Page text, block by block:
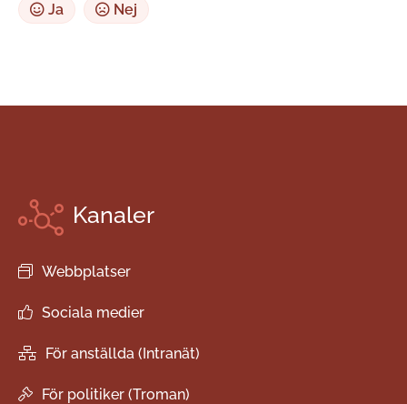
Ja Nej
Kanaler
Webbplatser
Sociala medier
För anställda (Intranät)
För politiker (Troman)